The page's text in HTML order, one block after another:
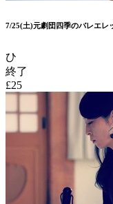
7/25(土)元劇団四季のバレエレ
ひ
終了
£25